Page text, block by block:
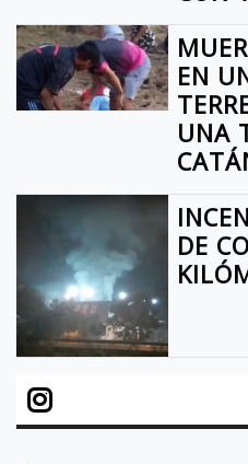
EN
UNA
DE